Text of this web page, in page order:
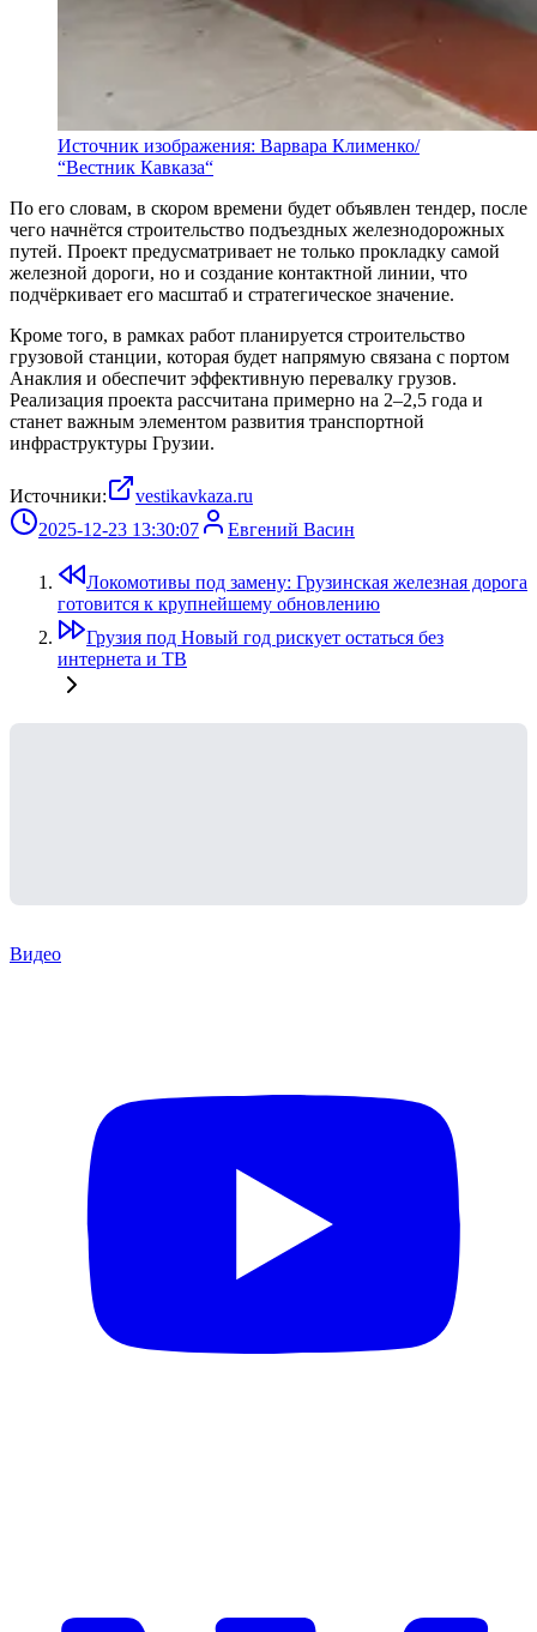
Источник изображения: Варвара Клименко/
“Вестник Кавказа“
По его словам, в скором времени будет объявлен тендер, после
чего начнётся строительство подъездных железнодорожных
путей. Проект предусматривает не только прокладку самой
железной дороги, но и создание контактной линии, что
подчёркивает его масштаб и стратегическое значение.
Кроме того, в рамках работ планируется строительство
грузовой станции, которая будет напрямую связана с портом
Анаклия и обеспечит эффективную перевалку грузов.
Реализация проекта рассчитана примерно на 2–2,5 года и
станет важным элементом развития транспортной
инфраструктуры Грузии.
Источники:
vestikavkaza.ru
2025-12-23 13:30:07
Евгений Васин
Локомотивы под замену: Грузинская железная дорога
готовится к крупнейшему обновлению
Грузия под Новый год рискует остаться без
интернета и ТВ
Видео